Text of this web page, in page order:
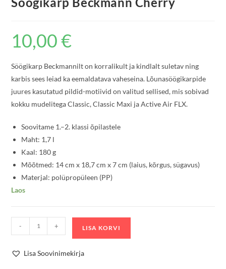
10,00€
Söögikarp Beckmannilt on korralikult ja kindlalt suletav ning
karbis sees leiad ka eemaldatava vaheseina. Lõunasöögikarpide
juures kasutatud pildid-motiivid on valitud sellised, mis sobivad
kokku mudelitega Classic, Classic Maxi ja Active Air FLX.
Soovitame 1.–2. klassi õpilastele
Maht: 1,7 l
Kaal: 180 g
Mõõtmed: 14 cm x 18,7 cm x 7 cm (laius, kõrgus, sügavus)
Materjal: polüpropüleen (PP)
Laos
Söögikarp
Beckmann
- + LISA KORVI
Lisa Soovinimekirja